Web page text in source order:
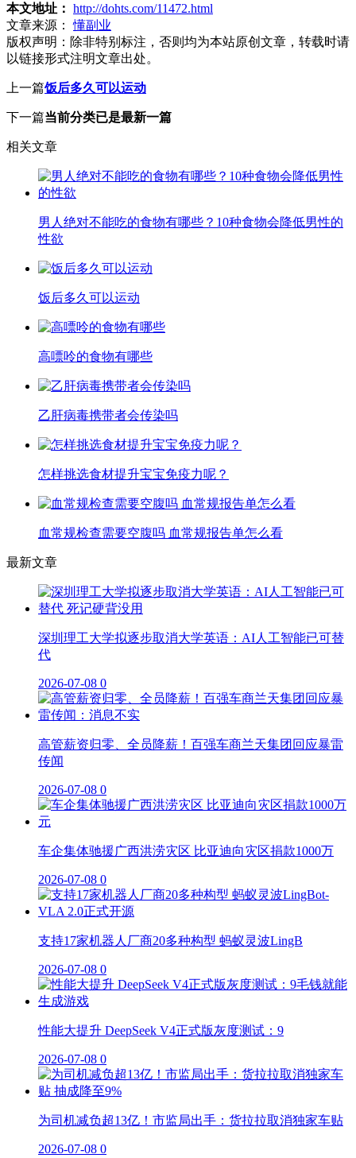
本文地址： http://dohts.com/11472.html
文章来源：
懂副业
版权声明： 除非特别标注，否则均为本站原创文章，转载时请
以链接形式注明文章出处。
上一篇饭后多久可以运动
下一篇当前分类已是最新一篇
相关文章
男人绝对不能吃的食物有哪些？10种食物会降低男性的
性欲
饭后多久可以运动
高嘌呤的食物有哪些
乙肝病毒携带者会传染吗
怎样挑选食材提升宝宝免疫力呢？
血常规检查需要空腹吗 血常规报告单怎么看
最新文章
深圳理工大学拟逐步取消大学英语：AI人工智能已可替
代
2026-07-08 0
高管薪资归零、全员降薪！百强车商兰天集团回应暴雷
传闻
2026-07-08 0
车企集体驰援广西洪涝灾区 比亚迪向灾区捐款1000万
2026-07-08 0
支持17家机器人厂商20多种构型 蚂蚁灵波LingB
2026-07-08 0
性能大提升 DeepSeek V4正式版灰度测试：9
2026-07-08 0
为司机减负超13亿！市监局出手：货拉拉取消独家车贴
2026-07-08 0